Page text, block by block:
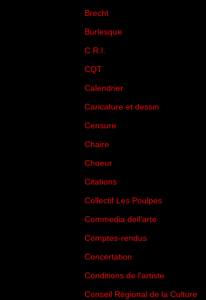
Brecht
Burlesque
C.R.I.
CQT
Calendrier
Caricature et dessin
Censure
Chaire
Choeur
Citations
Collectif Les Poulpes
Commedia dell'arte
Comptes-rendus
Concertation
Conditions de l'artiste
Conseil Régional de la Culture